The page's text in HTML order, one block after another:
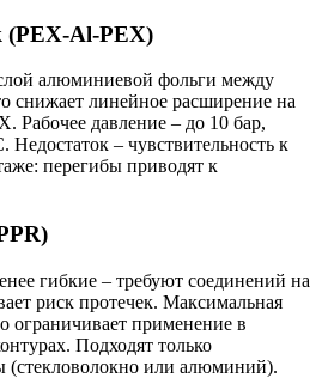
(PEX-Al-PEX)
алюминиевой фольги между
снижает линейное расширение на
Рабочее давление – до 10 бар,
Недостаток – чувствительность к
перегибы приводят к
гибкие – требуют соединений на
риск протечек. Максимальная
ограничивает применение в
Подходят только
(стекловолокно или алюминий).